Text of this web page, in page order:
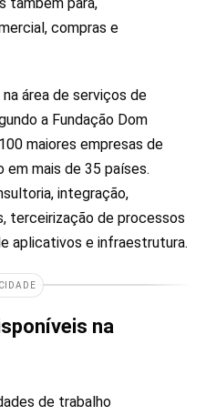
compras e
área de serviços de
a Fundação Dom
maiores empresas de
em mais de 35 países.
integração,
terceirização de processos
aplicativos e infraestrutura.
na
de trabalho